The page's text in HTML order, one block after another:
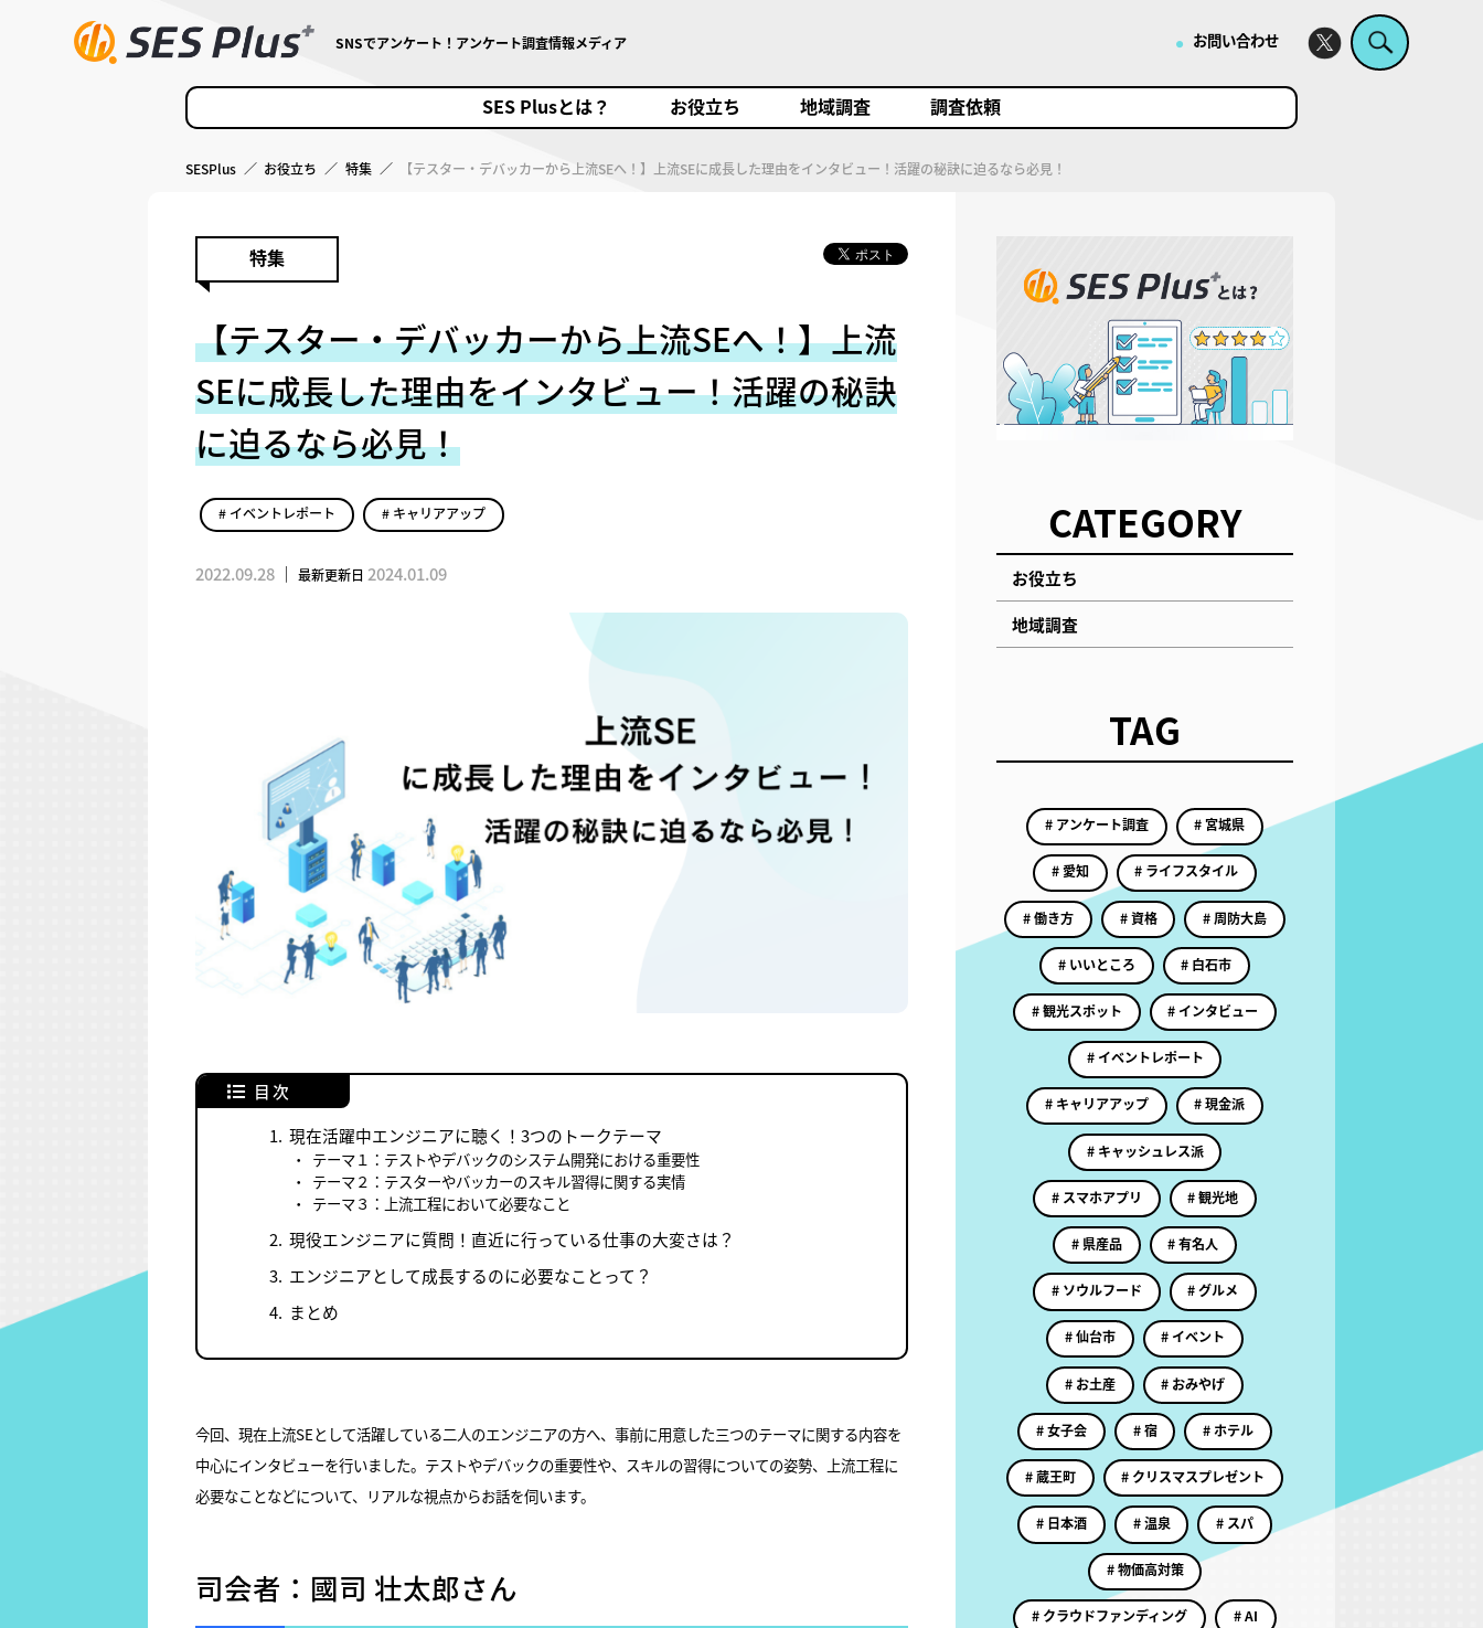
SNSでアンケート！アンケート調査情報メディア ・ お問い合わせ
SES Plusとは？ お役立ち 地域調査 調査依頼
SESPlus ／ お役立ち ／ 特集 ／ 【テスター・デバッカーから上流SEへ！】上流SEに成長した理由をインタビュー！活躍の秘訣に迫るなら必見！
特集
【テスター・デバッカーから上流SEへ！】上流
SEに成長した理由をインタビュー！活躍の秘訣
に迫るなら必見！
# イベントレポート # キャリアアップ
2022.09.28 ｜最新更新日 2024.01.09
目次
1. 現在活躍中エンジニアに聴く！3つのトークテーマ
・ テーマ１：テストやデバックのシステム開発における重要性
・ テーマ２：テスターやバッカーのスキル習得に関する実情
・ テーマ３：上流工程において必要なこと
2. 現役エンジニアに質問！直近に行っている仕事の大変さは？
3. エンジニアとして成長するのに必要なことって？
4. まとめ
今回、現在上流SEとして活躍している二人のエンジニアの方へ、事前に用意した三つのテーマに関する内容を
中心にインタビューを行いました。テストやデバックの重要性や、スキルの習得についての姿勢、上流工程に
必要なことなどについて、リアルな視点からお話を伺います。
司会者：國司 壮太郎さん
CATEGORY
お役立ち
地域調査
TAG
# アンケート調査 # 宮城県
# 愛知 # ライフスタイル
# 働き方 # 資格 # 周防大島
# いいところ # 白石市
# 観光スポット # インタビュー
# イベントレポート
# キャリアアップ # 現金派
# キャッシュレス派
# スマホアプリ # 観光地
# 県産品 # 有名人
# ソウルフード # グルメ
# 仙台市 # イベント
# お土産 # おみやげ
# 女子会 # 宿 # ホテル
# 蔵王町 # クリスマスプレゼント
# 日本酒 # 温泉 # スパ
# 物価高対策
# クラウドファンディング # AI